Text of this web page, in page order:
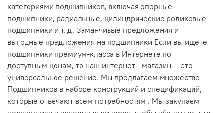
категориями подшипников, включая опорные
подшипники, радиальные, цилиндрические роликовые
подшипники и т. д. Заманчивые предложения и
выгодные предложения на подшипники Если вы ищете
подшипники премиум-класса в Интернете по
доступным ценам, то наш интернет - магазин — это
универсальное решение. Мы предлагаем множество
Подшипников в наборе конструкций и спецификаций,
которые отвечают всем потребностям . Мы закупаем